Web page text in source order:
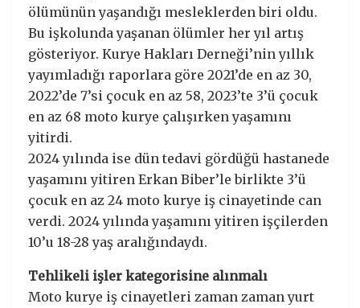
ölümünün yaşandığı mesleklerden biri oldu.
Bu işkolunda yaşanan ölümler her yıl artış
gösteriyor. Kurye Hakları Derneği’nin yıllık
yayımladığı raporlara göre 2021’de en az 30,
2022’de 7’si çocuk en az 58, 2023’te 3’ü çocuk
en az 68 moto kurye çalışırken yaşamını
yitirdi.
2024 yılında ise dün tedavi gördüğü hastanede
yaşamını yitiren Erkan Biber’le birlikte 3’ü
çocuk en az 24 moto kurye iş cinayetinde can
verdi. 2024 yılında yaşamını yitiren işçilerden
10’u 18-28 yaş aralığındaydı.
Tehlikeli işler kategorisine alınmalı
Moto kurye iş cinayetleri zaman zaman yurt